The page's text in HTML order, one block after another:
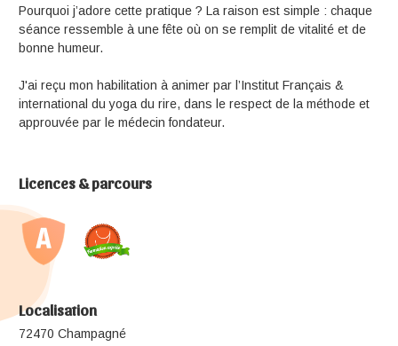
Pourquoi j’adore cette pratique ? La raison est simple : chaque
séance ressemble à une fête où on se remplit de vitalité et de
bonne humeur.
J'ai reçu mon habilitation à animer par l’Institut Français &
international du yoga du rire, dans le respect de la méthode et
approuvée par le médecin fondateur.
Licences & parcours
Localisation
72470 Champagné